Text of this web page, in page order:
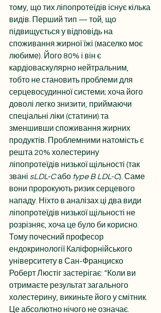
тому, що тих ліпопротеїдів існує кілька
видів. Перший тип — той, що
підвищується у відповідь на
споживання жирної їжі (маселко моє
любиме). Його 80% і він є
кардіоваскулярно нейтральним,
тобто не становить проблеми для
серцевосудинної системи; хоча його
доволі легко знизити, приймаючи
спеціальні ліки (статини) та
зменшивши споживання жирних
продуктів. Проблемними натомість є
решта 20% холестерину
ліпопротеїдів низької щільності (так
звані sLDL-C або type B LDL-C). Саме
вони пророкують ризик серцевого
нападу. Ніхто в аналізах ці два види
ліпопротеїдів низької щільності не
розрізняє, хоча це було би корисно.
Тому почесний професор
ендокринології Каліфорнійського
університету в Сан-Франциско
Роберт Люстіг застерігає: “Коли ви
отримаєте результат загального
холестерину, викиньте його у смітник.
Це абсолютно нічого не означає.